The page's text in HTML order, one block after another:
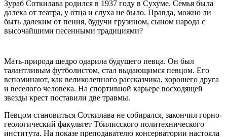
Зураб Соткилава родился в 1937 году в Сухуме. Семья была
далека от театра, у отца и слуха не было. Правда, можно ли
быть далеким от пения, будучи грузином, сыном народа с
высочайшими песенными традициями?
Мать-природа щедро одарила будущего певца. Он был
талантливым футболистом, стал выдающимся певцом. Его
вспоминают, как великолепного рассказчика, хорошего друга
и веселого человека. На спортивной карьере восходящей
звезды крест поставили две травмы.
Певцом становиться Соткилава не собирался, закончил горно-
геологический факультет Тбилисского политехнического
института. На показе преподавателю консерватории настояла